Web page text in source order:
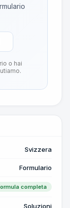
o hai
Svizzera
Formulario
completa
Soluzioni